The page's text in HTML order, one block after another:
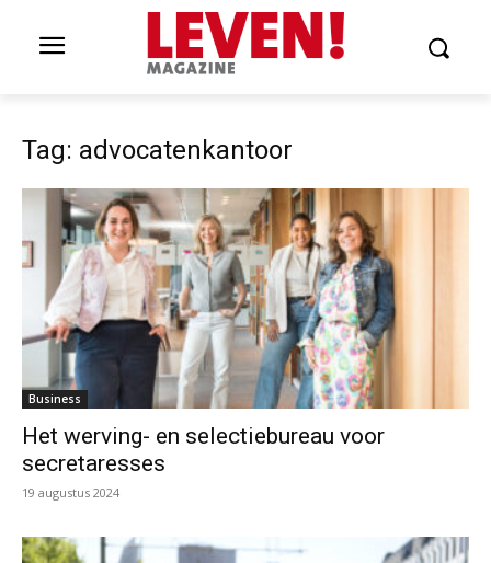
Tag: advocatenkantoor
Business
Het werving- en selectiebureau voor
secretaresses
19 augustus 2024